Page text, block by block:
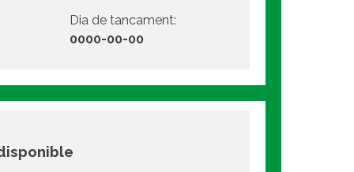
Dia de tancament:
0000-00-00